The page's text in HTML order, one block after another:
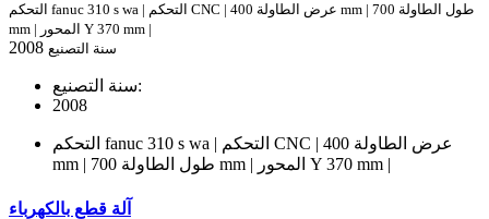
التحكم fanuc 310 s wa | التحكم CNC | عرض الطاولة 400 mm | طول الطاولة 700
mm | المحور Y 370 mm |
سنة التصنيع
سنة التصنيع:
2008
التحكم fanuc 310 s wa | التحكم CNC | عرض الطاولة 400
mm | طول الطاولة 700 mm | المحور Y 370 mm |
آلة قطع بالكهرباء